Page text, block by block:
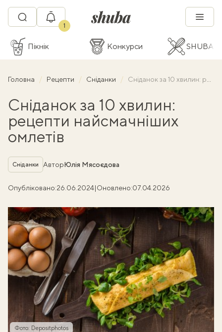
1
Пікнік Конкурси SHUBA
Головна Рецепти Сніданки Сніданок за 10 хвилин: рецепти найсмачніших омлетів
Сніданок за 10 хвилин:
рецепти найсмачніших
омлетів
Рубрика
Сніданки АвторЮлія Мясоєдова
Опубліковано:26.06.2024|Оновлено:07.04.2026
Фото: Depositphotos